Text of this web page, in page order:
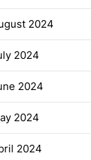
2024
2024
2024
2024
2024